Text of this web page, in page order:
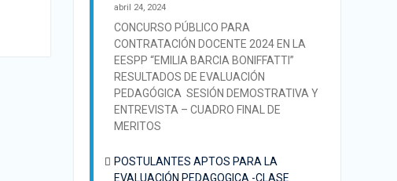
abril 24, 2024
CONCURSO PÚBLICO PARA
CONTRATACIÓN DOCENTE 2024 EN LA
EESPP “EMILIA BARCIA BONIFFATTI”
RESULTADOS DE EVALUACIÓN
PEDAGÓGICA SESIÓN DEMOSTRATIVA Y
ENTREVISTA – CUADRO FINAL DE
MERITOS
POSTULANTES APTOS PARA LA
EVALUACIÓN PEDAGOGICA -CLASE